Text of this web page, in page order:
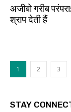
अजीबो गरीब
श्राप देती हैं
1 2 3
STAY